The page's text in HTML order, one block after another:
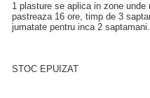
1 plasture se aplica in zone
pastreaza 16 ore, timp de 3
jumatate pentru inca 2 saptamani.
STOC EPUIZAT